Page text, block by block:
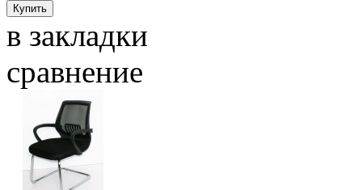
в закладки
сравнение